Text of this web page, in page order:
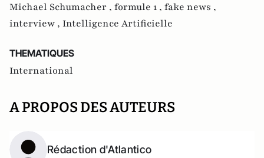
Michael Schumacher , formule 1 , fake news ,
interview , Intelligence Artificielle
THEMATIQUES
International
A PROPOS DES AUTEURS
Rédaction d'Atlantico